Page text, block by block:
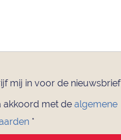
mij in voor de nieuwsbrief
akkoord met de algemene
*